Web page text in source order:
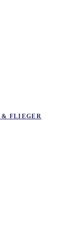
& FLIEGER